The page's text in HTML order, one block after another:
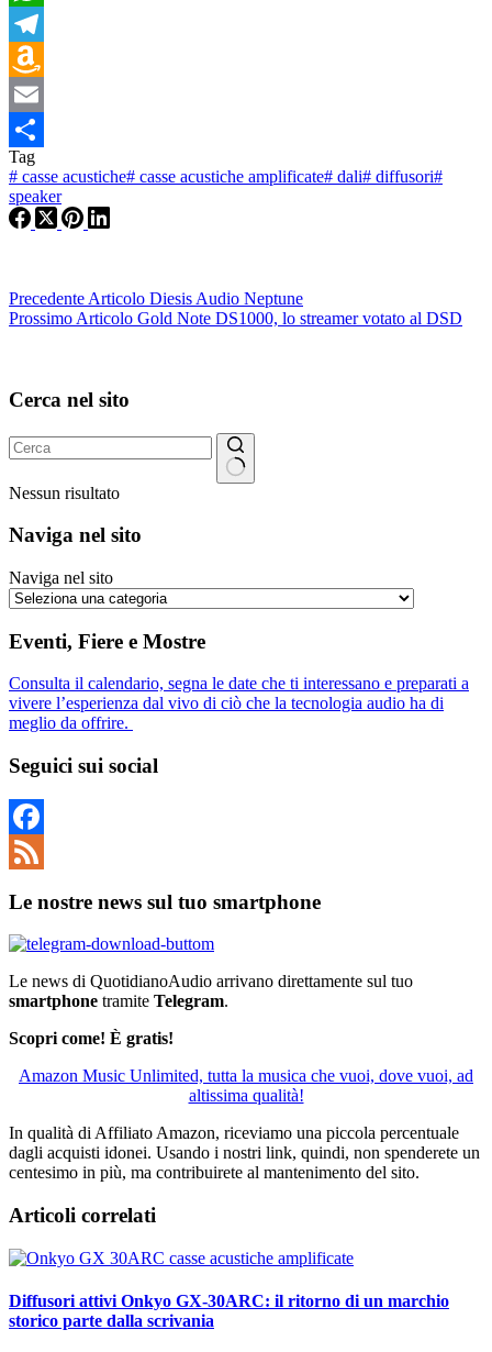
WhatsApp
Telegram
Amazon
Wish
List
Email
Condividi
Tag
# casse acustiche# casse acustiche amplificate# dali# diffusori#
speaker
Precedente Articolo Diesis Audio Neptune
Prossimo Articolo Gold Note DS1000, lo streamer votato al DSD
Cerca nel sito
Nessun risultato
Naviga nel sito
Naviga nel sito
Eventi, Fiere e Mostre
Consulta il calendario, segna le date che ti interessano e preparati a
vivere l’esperienza dal vivo di ciò che la tecnologia audio ha di
meglio da offrire.
Seguici sui social
Facebook
Le nostre news sul tuo smartphone
Le news di QuotidianoAudio arrivano direttamente sul tuo
smartphone tramite Telegram.
Scopri come! È gratis!
Amazon Music Unlimited, tutta la musica che vuoi, dove vuoi, ad
altissima qualità!
In qualità di Affiliato Amazon, riceviamo una piccola percentuale
dagli acquisti idonei. Usando i nostri link, quindi, non spenderete un
centesimo in più, ma contribuirete al mantenimento del sito.
Articoli correlati
Diffusori attivi Onkyo GX-30ARC: il ritorno di un marchio
storico parte dalla scrivania